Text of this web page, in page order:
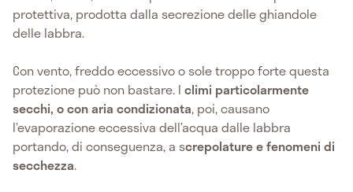
protettiva, prodotta dalla secrezione delle ghiandole
delle labbra.
Con vento, freddo eccessivo o sole troppo forte questa
protezione può non bastare. I climi particolarmente
secchi, o con aria condizionata, poi, causano
l’evaporazione eccessiva dell’acqua dalle labbra
portando, di conseguenza, a screpolature e fenomeni di
secchezza.